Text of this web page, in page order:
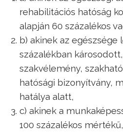
rehabilitációs hatóság
alapján 60 százalékos
b) akinek az egészsége
százalékban
szakvélemény,
hatósági bizonyítvány,
hatálya alatt,
c) akinek a
100 százalékos